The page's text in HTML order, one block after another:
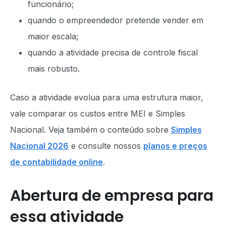
funcionário;
quando o empreendedor pretende vender em
maior escala;
quando a atividade precisa de controle fiscal
mais robusto.
Caso a atividade evolua para uma estrutura maior,
vale comparar os custos entre MEI e Simples
Nacional. Veja também o conteúdo sobre Simples
Nacional 2026 e consulte nossos planos e preços
de contabilidade online.
Abertura de empresa para
essa atividade